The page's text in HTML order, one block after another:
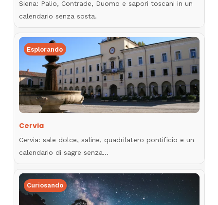
Siena: Palio, Contrade, Duomo e sapori toscani in un
calendario senza sosta.
Esplorando
Cervia
Cervia: sale dolce, saline, quadrilatero pontificio e un
calendario di sagre senza…
Curiosando